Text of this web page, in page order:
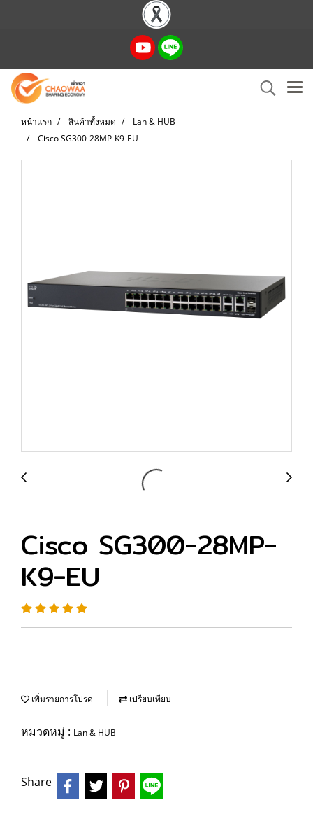
หน้าแรก สินค้าทั้งหมด
Lan & HUB
Cisco SG300-28MP-K9-EU
Cisco SG300-28MP-
K9-EU
เพิ่มรายการโปรด เปรียบเทียบ
หมวดหมู่ : Lan & HUB
Share